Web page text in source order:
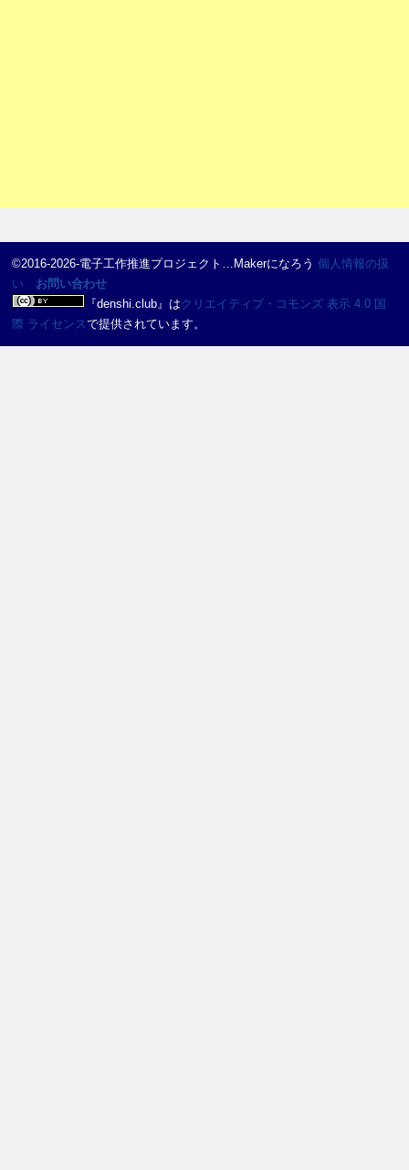
©2016-2026-電子工作推進プロジェクト…Makerになろう 個人情報の扱
い
お問い合わせ
『denshi.club』は クリエイティブ・コモンズ 表示 4.0 国
際 ライセンスで提供されています。